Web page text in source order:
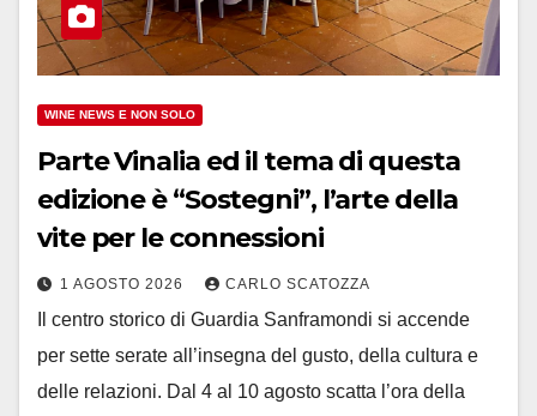
WINE NEWS E NON SOLO
Parte Vinalia ed il tema di questa
edizione è “Sostegni”, l’arte della
vite per le connessioni
1 AGOSTO 2026 CARLO SCATOZZA
Il centro storico di Guardia Sanframondi si accende
per sette serate all’insegna del gusto, della cultura e
delle relazioni. Dal 4 al 10 agosto scatta l’ora della